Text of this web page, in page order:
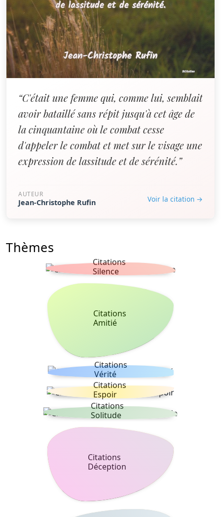
“C'était une femme qui, comme lui, semblait
avoir bataillé sans répit jusqu'à cet âge de
la cinquantaine où le combat cesse
d'appeler le combat et met sur le visage une
expression de lassitude et de sérénité.”
AUTEUR
Jean-Christophe Rufin Voir la citation →
Thèmes
Citations
Silence
Citations
Amitié
Citations
Vérité
Citations
Espoir
Citations
Solitude
Citations
Déception